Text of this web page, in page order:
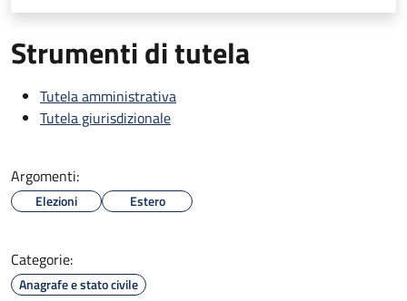
Strumenti di tutela
Tutela amministrativa
Tutela giurisdizionale
Argomenti:
Elezioni Estero
Categorie:
Anagrafe e stato civile